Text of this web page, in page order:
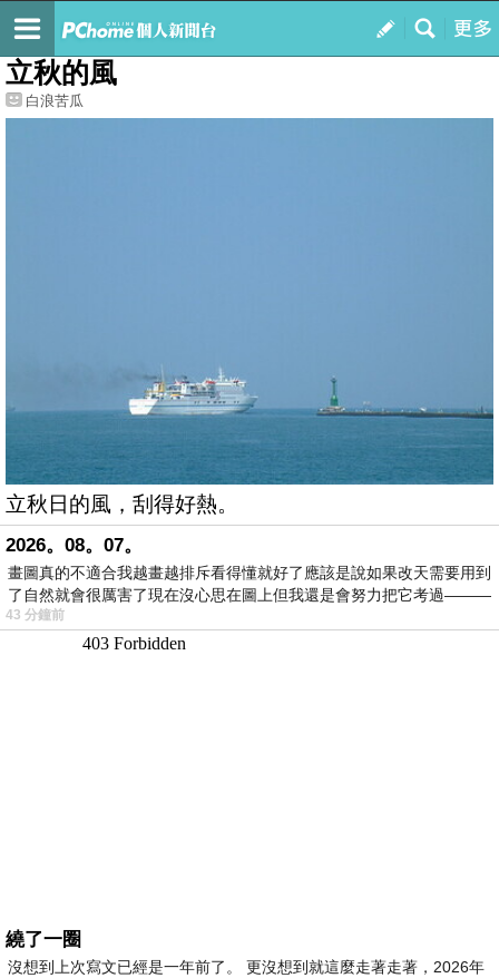
我的
最新文章
立秋的風
白浪苦瓜
立秋日的風，刮得好熱。
2026。08。07。
畫圖真的不適合我越畫越排斥看得懂就好了應該是說如果改天需要用到
了自然就會很厲害了現在沒心思在圖上但我還是會努力把它考過———
43 分鐘前
繞了一圈
沒想到上次寫文已經是一年前了。 更沒想到就這麼走著走著，2026年